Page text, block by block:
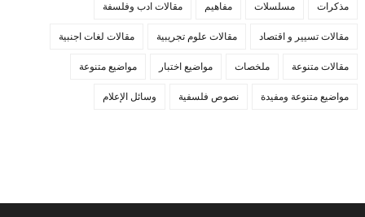
مذكرات مسلسلات مفاهيم مقالات ادب وفلسفة
مقالات تسيير و اقتصاد مقالات علوم تجريبية مقالات لغات اجنبية
مقالات متنوعة ملخصات مواضيع اختبار مواضيع متنوعة
مواضيع متنوعة ومفيدة نصوص فلسفية وسائل الإعلام